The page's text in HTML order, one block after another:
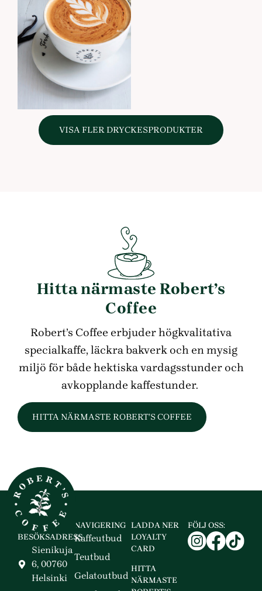
VISA FLER DRYCKESPRODUKTER
Hitta närmaste Robert’s
Coffee
Robert’s Coffee erbjuder högkvalitativa
specialkaffe, läckra bakverk och en mysig
miljö för både hektiska vardagsstunder och
avkopplande kaffestunder.
HITTA NÄRMASTE ROBERT’S COFFEE
BESÖKSADRESS
Sienikuja
6, 00760
Helsinki
NAVIGERING
Kaffeutbud
Teutbud
Gelatoutbud
LADDA NER
LOYALTY
CARD
HITTA
NÄRMASTE
FÖLJ OSS: